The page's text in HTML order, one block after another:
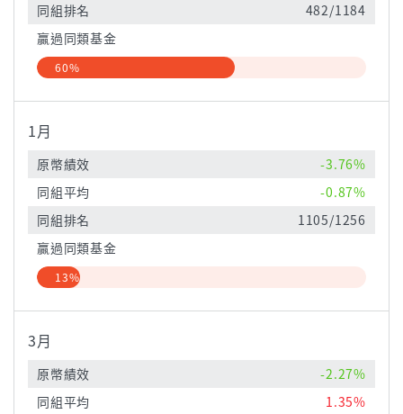
同組排名
482/1184
贏過同類基金
60%
1月
原幣績效
-3.76%
同組平均
-0.87%
同組排名
1105/1256
贏過同類基金
13%
3月
原幣績效
-2.27%
同組平均
1.35%